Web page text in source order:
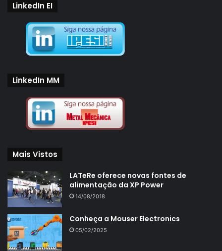
LinkedIn EI
LinkedIn MM
Mais Vistos
LATeRe oferece novas fontes de
alimentação da XP Power
14/08/2018
Conheça a Mouser Electronics
05/02/2025